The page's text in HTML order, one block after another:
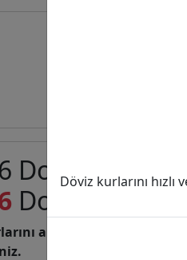
Dolar (USD)
Dolar
anlık, canlı, basit bir
Döviz kurlarını